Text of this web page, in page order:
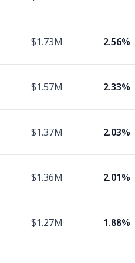
2.56%
$1.73M
2.33%
$1.57M
2.03%
$1.37M
2.01%
$1.36M
1.88%
$1.27M